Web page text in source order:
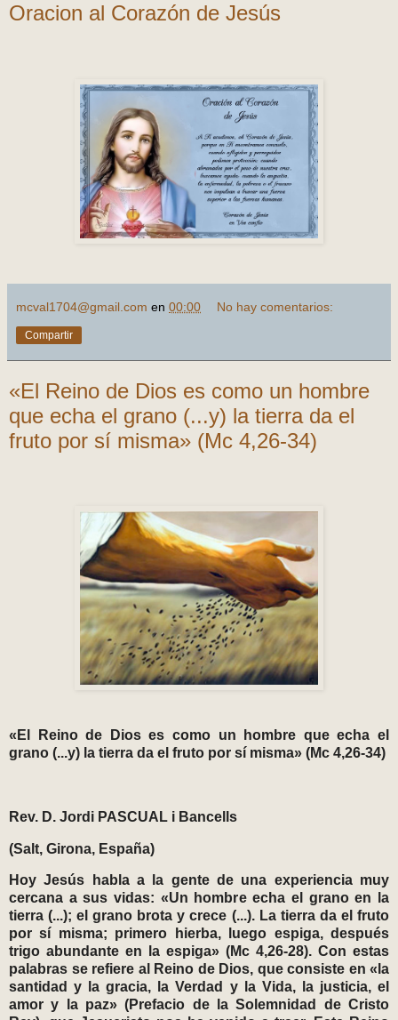
Oracion al Corazón de Jesús
mcval1704@gmail.com en 00:00 No hay comentarios:
Compartir
«El Reino de Dios es como un hombre
que echa el grano (...y) la tierra da el
fruto por sí misma» (Mc 4,26-34)
«El Reino de Dios es como un hombre que echa el
grano (...y) la tierra da el fruto por sí misma» (Mc 4,26-34)
Rev. D. Jordi PASCUAL i Bancells
(Salt, Girona, España)
Hoy Jesús habla a la gente de una experiencia muy
cercana a sus vidas: «Un hombre echa el grano en la
tierra (...); el grano brota y crece (...). La tierra da el fruto
por sí misma; primero hierba, luego espiga, después
trigo abundante en la espiga» (Mc 4,26-28). Con estas
palabras se refiere al Reino de Dios, que consiste en «la
santidad y la gracia, la Verdad y la Vida, la justicia, el
amor y la paz» (Prefacio de la Solemnidad de Cristo